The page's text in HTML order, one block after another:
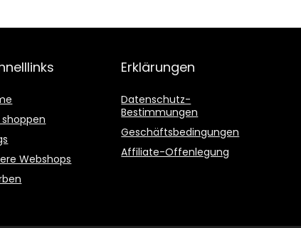
CX150E HDR-
shoppen
Webshops
Erklärungen
Datenschutz-
Bestimmungen
Geschäftsbedingungen
Affiliate-Offenlegung